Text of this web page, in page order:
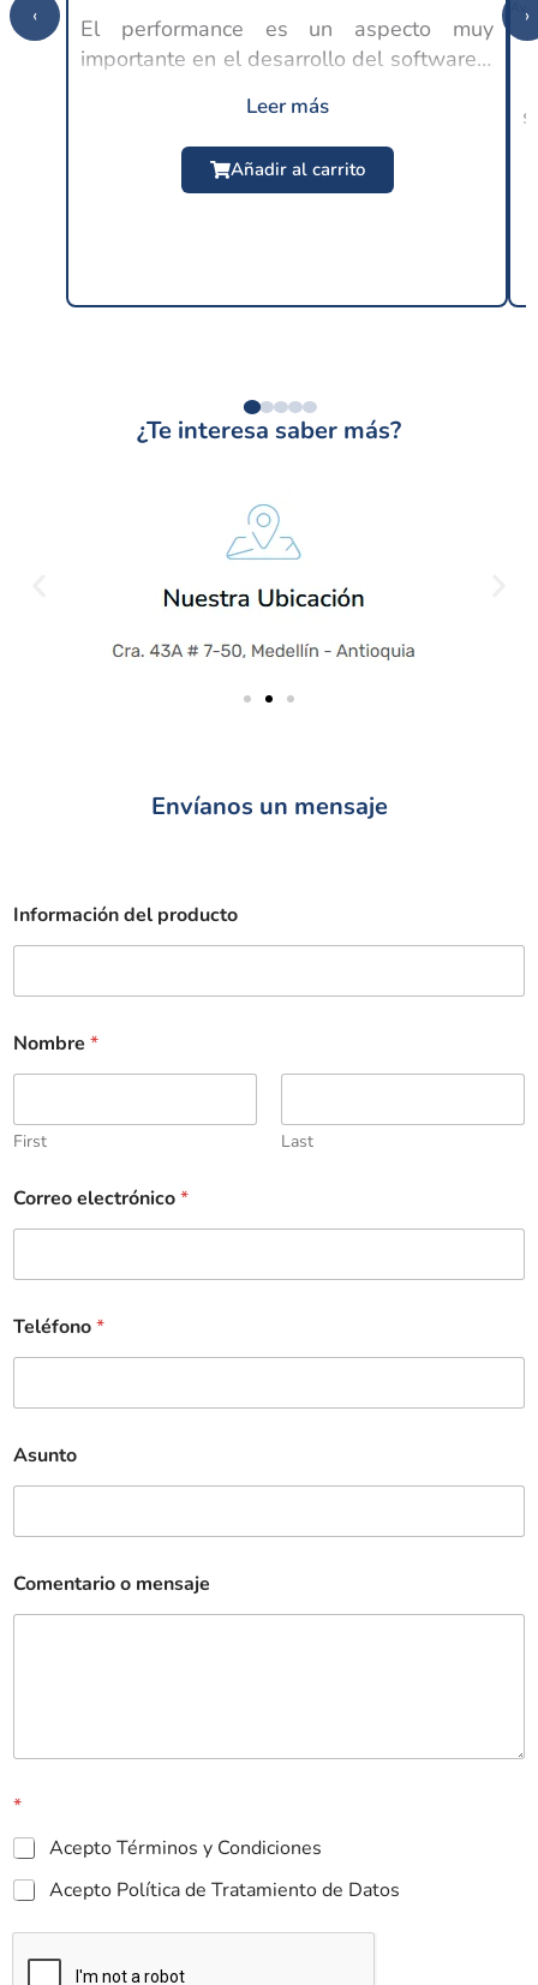
El performance es un aspecto muy
importante en el desarrollo del software y
usuario, ya que en este punto se espera
un buen rendimiento por parte de las
$24.99 USD
Leer más
Añadir al carrito
‹ ›
¿Te interesa saber más?
Envíanos un mensaje
Información del producto
Nombre *
First Last
Correo electrónico*
Teléfono*
Asunto
Comentario o mensaje
*
Acepto Términos y Condiciones
Acepto Política de Tratamiento de Datos